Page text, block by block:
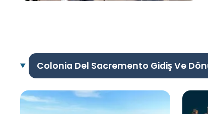
Colonia Del Sacremento Gidiş Ve